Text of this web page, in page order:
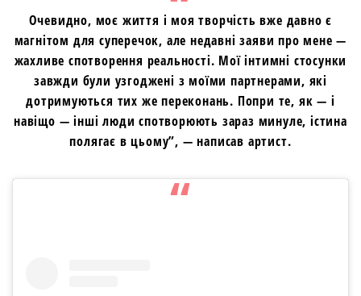
Очевидно, моє життя і моя творчість вже давно є
магнітом для суперечок, але недавні заяви про мене —
жахливе спотворення реальності. Мої інтимні стосунки
завжди були узгоджені з моїми партнерами, які
дотримуються тих же переконань. Попри те, як — і
навіщо — інші люди спотворюють зараз минуле, істина
полягає в цьому”, — написав артист.